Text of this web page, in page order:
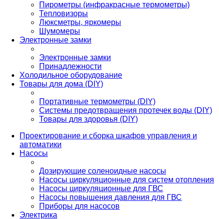
Пирометры (инфракрасные термометры)
Тепловизоры
Люксметры, яркомеры
Шумомеры
Электронные замки
Электронные замки
Принадлежности
Холодильное оборудование
Товары для дома (DIY)
Портативные термометры (DIY)
Системы предотвращения протечек воды (DIY)
Товары для здоровья (DIY)
Проектирование и сборка шкафов управления и
автоматики
Насосы
Дозирующие соленоидные насосы
Насосы циркуляционные для систем отопления
Насосы циркуляционные для ГВС
Насосы повышения давления для ГВС
Приборы для насосов
Электрика